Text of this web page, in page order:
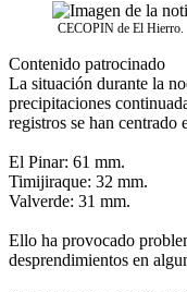
CECOPIN de El Hierro.
Contenido patrocinado
La situación durante la
precipitaciones
registros se han centrado
El Pinar: 61 mm.
Timijiraque: 32 mm.
Valverde: 31 mm.
Ello ha provocado
desprendimientos en